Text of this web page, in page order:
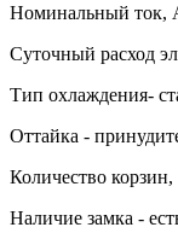
Номинальный ток,
Суточный расход
Тип охлаждения-
Оттайка -
Количество
Наличие замка -